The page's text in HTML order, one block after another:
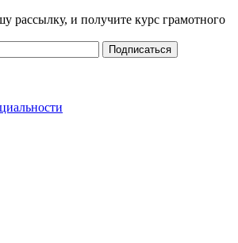
рассылку, и получите курс грамотного